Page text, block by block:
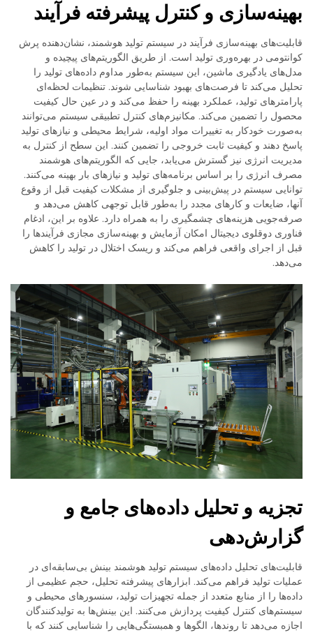
بهینه‌سازی و کنترل پیشرفته فرآیند
قابلیت‌های بهینه‌سازی فرآیند در سیستم تولید هوشمند، نشان‌دهنده پرش
کوانتومی در بهره‌وری تولید است. از طریق الگوریتم‌های پیچیده و
مدل‌های یادگیری ماشین، این سیستم به‌طور مداوم داده‌های تولید را
تحلیل می‌کند تا فرصت‌های بهبود شناسایی شوند. تنظیمات لحظه‌ای
پارامترهای تولید، عملکرد بهینه را حفظ می‌کند و در عین حال کیفیت
محصول را تضمین می‌کند. مکانیزم‌های کنترل تطبیقی سیستم می‌توانند
به‌صورت خودکار به تغییرات مواد اولیه، شرایط محیطی و نیازهای تولید
پاسخ دهند و کیفیت ثابت خروجی را تضمین کنند. این سطح از کنترل به
مدیریت انرژی نیز گسترش می‌یابد، جایی که الگوریتم‌های هوشمند
مصرف انرژی را بر اساس برنامه‌های تولید و نیازهای بار بهینه می‌کنند.
توانایی سیستم در پیش‌بینی و جلوگیری از مشکلات کیفیت قبل از وقوع
آنها، ضایعات و کارهای مجدد را به‌طور قابل توجهی کاهش می‌دهد و
صرفه‌جویی هزینه‌های چشمگیری را به همراه دارد. علاوه بر این، ادغام
فناوری دوقلوی دیجیتال امکان آزمایش و بهینه‌سازی مجازی فرآیندها را
قبل از اجرای واقعی فراهم می‌کند و ریسک اختلال در تولید را کاهش
می‌دهد.
تجزیه و تحلیل داده‌های جامع و
گزارش‌دهی
قابلیت‌های تحلیل داده‌های سیستم تولید هوشمند بینش بی‌سابقه‌ای در
عملیات تولید فراهم می‌کند. ابزارهای پیشرفته تحلیل، حجم عظیمی از
داده‌ها را از منابع متعدد از جمله تجهیزات تولید، سنسورهای محیطی و
سیستم‌های کنترل کیفیت پردازش می‌کنند. این بینش‌ها به تولیدکنندگان
اجازه می‌دهد تا روندها، الگوها و همبستگی‌هایی را شناسایی کنند که با